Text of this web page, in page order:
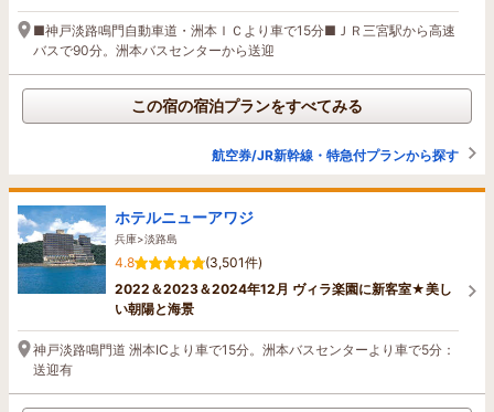
■神戸淡路鳴門自動車道・洲本ＩＣより車で15分■ＪＲ三宮駅から高速
バスで90分。洲本バスセンターから送迎
この宿の宿泊プランをすべてみる
航空券/JR新幹線・特急付プランから探す
ホテルニューアワジ
兵庫>淡路島
4.8
(3,501件)
2022＆2023＆2024年12月 ヴィラ楽園に新客室★美し
い朝陽と海景
神戸淡路鳴門道 洲本ICより車で15分。洲本バスセンターより車で5分：
送迎有